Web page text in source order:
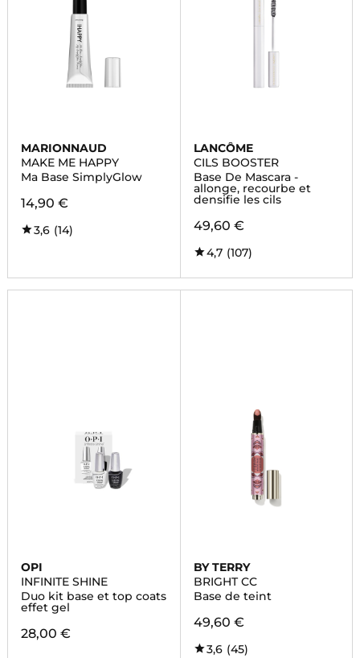
MARIONNAUD
MAKE ME HAPPY
Ma Base SimplyGlow
14,90 €
3,6 (14)
LANCÔME
CILS BOOSTER
Base De Mascara -
allonge, recourbe et
densifie les cils
49,60 €
4,7 (107)
OPI
INFINITE SHINE
Duo kit base et top coats
effet gel
28,00 €
BY TERRY
BRIGHT CC
Base de teint
49,60 €
3,6 (45)